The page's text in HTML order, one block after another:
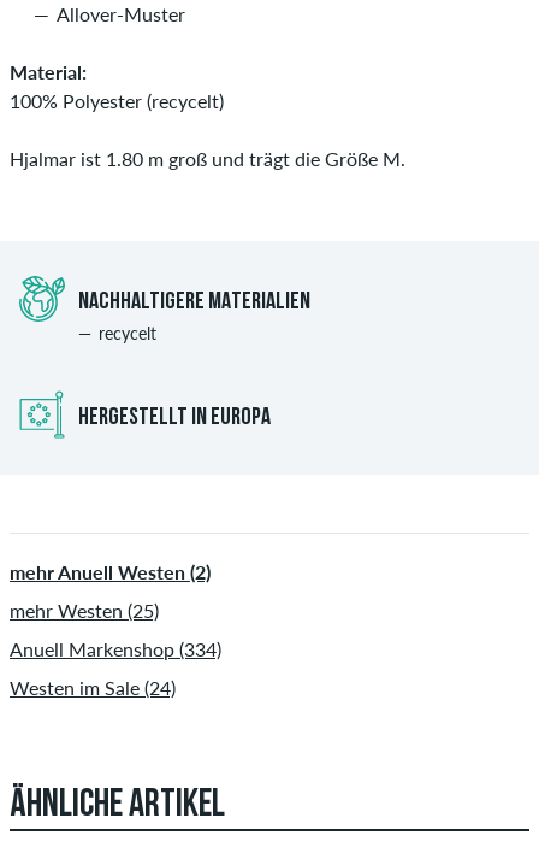
Allover-Muster
Material:
100% Polyester (recycelt)
Hjalmar ist 1.80 m groß und trägt die Größe M.
NACHHALTIGERE MATERIALIEN
recycelt
HERGESTELLT IN EUROPA
mehr Anuell Westen (2)
mehr Westen (25)
Anuell Markenshop (334)
Westen im Sale (24)
ÄHNLICHE ARTIKEL